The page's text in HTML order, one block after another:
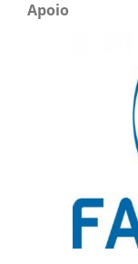
Apoio